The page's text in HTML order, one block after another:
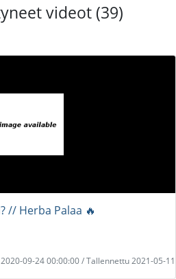
videot (39)
// Herba Palaa 🔥
2020-09-24 00:00:00 / Tallennettu 2021-05-11